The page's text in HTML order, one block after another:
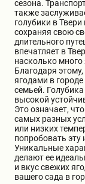
Клематис
сезона.
также
голубики в
сохраняя свою
длительного
впечатляет в
насколько много
Благодаря
ягодами в
семьей.
высокой
Это означает,
самых разных
или низких
попробовать эту
Уникальные
делают ее
и вкус свежих
вашего сада в